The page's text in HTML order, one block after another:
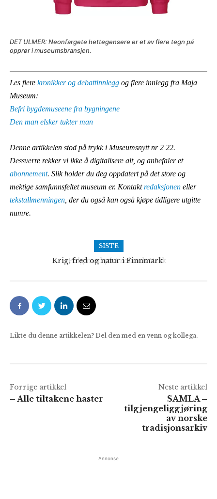
DET ULMER: Neonfargete hettegensere er et av flere tegn på
opprør i museumsbransjen.
Les flere kronikker og debattinnlegg og flere innlegg fra Maja
Museum:
Befri bygdemuseene fra bygningene
Den man elsker tukter man
Denne artikkelen stod på trykk i Museumsnytt nr 2 22.
Dessverre rekker vi ikke å digitalisere alt, og anbefaler et
abonnement. Slik holder du deg oppdatert på det store og
mektige samfunnsfeltet museum er. Kontaktredaksjonen eller
tekstallmenningen , der du også kan også kjøpe tidligere utgitte
numre.
SISTE
Følg med på Frolands Verk
Likte du denne artikkelen? Del den med en venn og kollega.
Forrige artikkel
– Alle tiltakene haster
Neste artikkel
SAMLA –
tilgjengeliggjøring
av norske
tradisjonsarkiv
Annonse